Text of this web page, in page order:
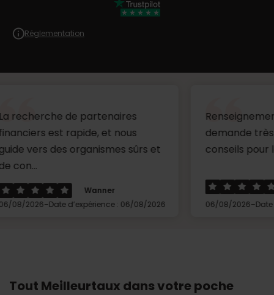
Réglementation
de partenaires
rapide, et nous
organismes sûrs et
Wanner
d’expérience : 06/08/2026
Renseignements au
demande très clairs
conseils pour la suite....
Loreaux
06/08/2026
Date
Tout Meilleurtaux dans votre poche